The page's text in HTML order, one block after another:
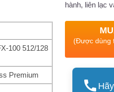
100 512/128
Premium
hành, liên lạc
(Được dùng